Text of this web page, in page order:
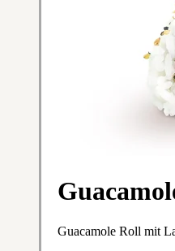
Guacamole Roll mit